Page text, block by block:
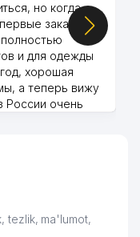
но когда
заказы,
и для одежды
хорошая
а теперь вижу
России очень
tezlik, ma'lumot,